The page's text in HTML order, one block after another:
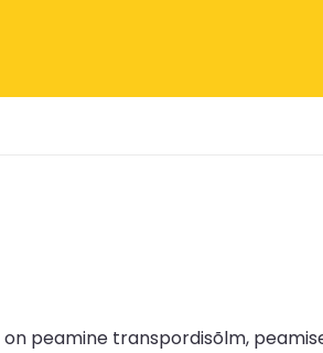
peamine transpordisõlm,